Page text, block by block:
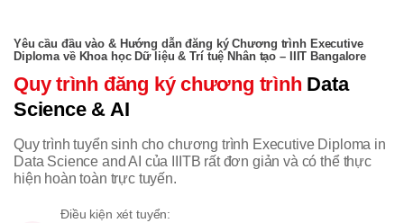
Yêu cầu đầu vào & Hướng dẫn đăng ký Chương trình Executive
Diploma về Khoa học Dữ liệu & Trí tuệ Nhân tạo – IIIT Bangalore
Quy trình đăng ký chương trình Data
Science & AI
Quy trình tuyển sinh cho chương trình Executive Diploma in
Data Science and AI của IIITB rất đơn giản và có thể thực
hiện hoàn toàn trực tuyến.
Điều kiện xét tuyển: